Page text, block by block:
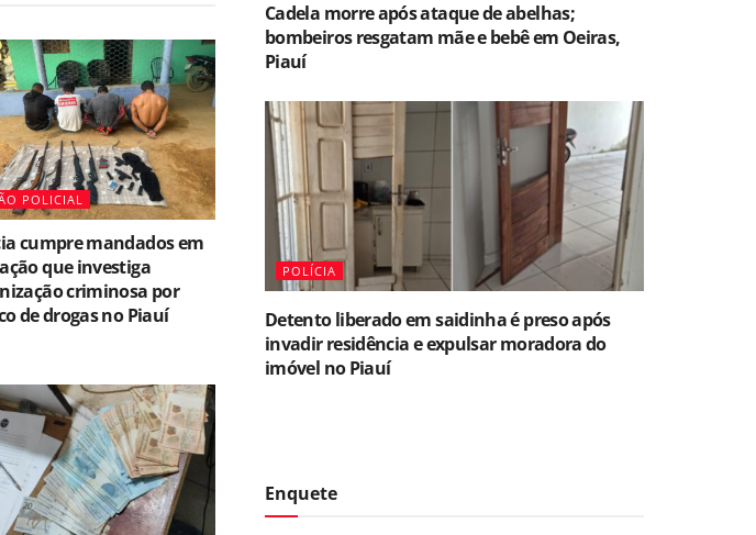
POLICIAL
cumpre mandados em
que investiga
criminosa por
de drogas no Piauí
Cadela morre após ataque de abelhas;
bombeiros resgatam mãe e bebê em Oeiras,
Piauí
POLÍCIA
Detento liberado em saidinha é preso após
invadir residência e expulsar moradora do
imóvel no Piauí
Enquete